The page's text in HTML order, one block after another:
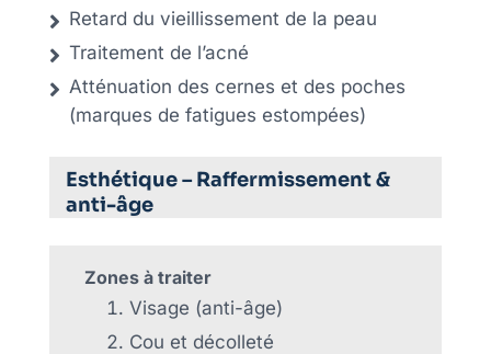
Retard du vieillissement de la peau
Traitement de l’acné
Atténuation des cernes et des poches
(marques de fatigues estompées)
Esthétique – Raffermissement &
anti-âge
Zones à traiter
Visage (anti-âge)
Cou et décolleté